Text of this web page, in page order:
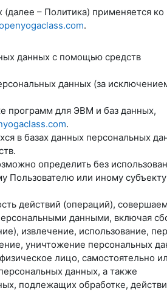
– Политика) применяется ко
.
данных с помощью средств
данных (за
программ для ЭВМ и баз данных,
.
в базах данных персональных
определить без
Пользователю или иному субъекту
действий (операций),
данными, включая
извлечение, использование,
уничтожение персональных
лицо, самостоятельно
данных, а также
подлежащих обработке,